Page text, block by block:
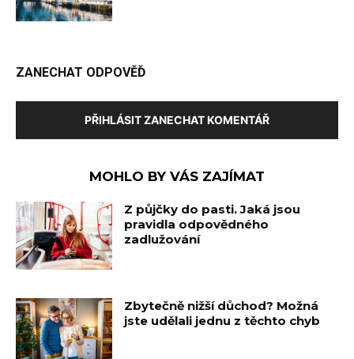
ZANECHAT ODPOVĚĎ
PŘIHLÁSIT ZANECHAT KOMENTÁŘ
MOHLO BY VÁS ZAJÍMAT
Z půjčky do pasti. Jaká jsou
pravidla odpovědného
zadlužování
Zbytečně nižší důchod? Možná
jste udělali jednu z těchto chyb